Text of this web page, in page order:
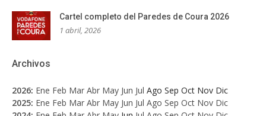
Cartel completo del Paredes de Coura 2026
1 abril, 2026
Archivos
2026: Ene Feb Mar Abr May Jun Jul Ago Sep Oct Nov Dic
2025: Ene Feb Mar Abr May Jun Jul Ago Sep Oct Nov Dic